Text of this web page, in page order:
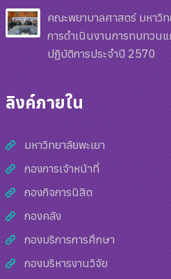
คณะพยาบาลศาสตร์ มหาวิท
การดำเนินงานการทบทวน
ปฏิบัติการประจำปี 2570
ลิงค์ภายใน
มหาวิทยาลัยพะเยา
กองการเจ้าหน้าที่
กองกิจการนิสิต
กองคลัง
กองบริการการศึกษา
กองบริหารงานวิจัย